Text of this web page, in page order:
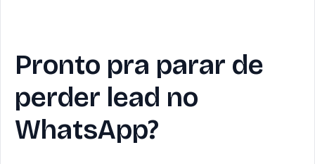
Pronto pra parar de
perder lead no
WhatsApp?